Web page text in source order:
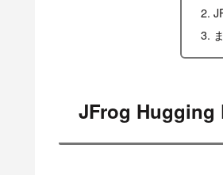
JFrog Hugging